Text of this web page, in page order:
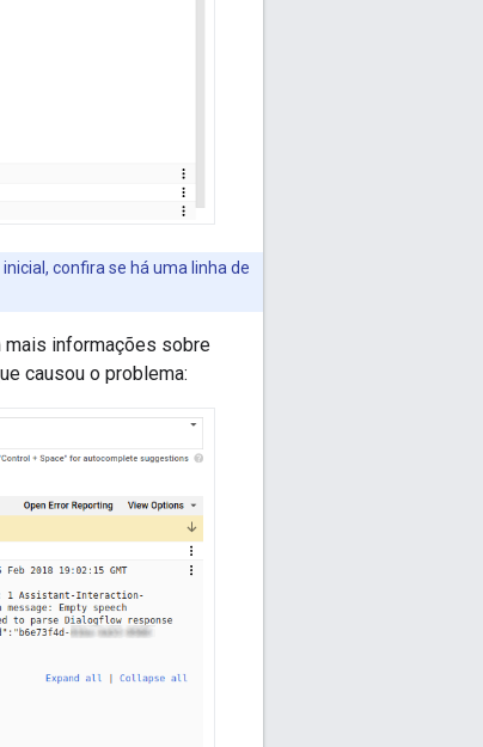
confira se há uma linha de
mais informações sobre
causou o problema: